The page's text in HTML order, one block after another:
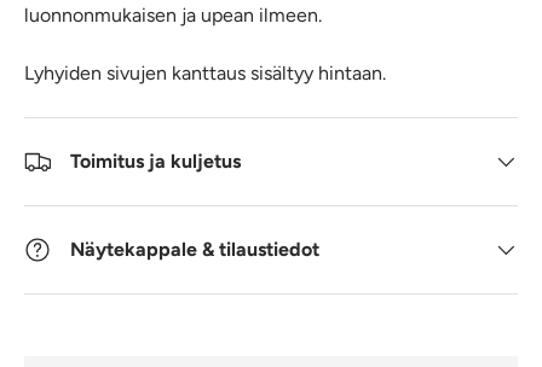
luonnonmukaisen ja upean ilmeen.
Lyhyiden sivujen kanttaus sisältyy hintaan.
Toimitus ja kuljetus
Näytekappale & tilaustiedot